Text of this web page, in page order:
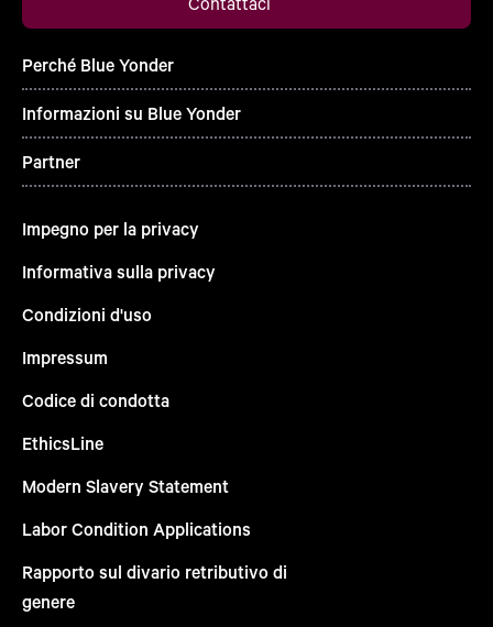
Perché Blue Yonder
Informazioni su Blue Yonder
Partner
Impegno per la privacy
Informativa sulla privacy
Condizioni d'uso
Impressum
Codice di condotta
EthicsLine
Modern Slavery Statement
Labor Condition Applications
Rapporto sul divario retributivo di
genere